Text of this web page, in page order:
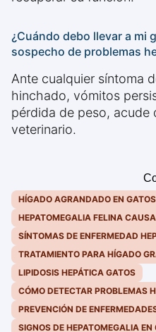
¿Cuándo debo llevar a mi
sospecho de problemas
Ante cualquier síntoma
hinchado, vómitos
pérdida de peso, acude
veterinario.
HÍGADO AGRANDADO EN GATOS
HEPATOMEGALIA FELINA
SÍNTOMAS DE ENFERMEDAD
TRATAMIENTO PARA HÍGADO
LIPIDOSIS HEPÁTICA GATOS
CÓMO DETECTAR PROBLEMAS
PREVENCIÓN DE
SIGNOS DE HEPATOMEGALIA EN